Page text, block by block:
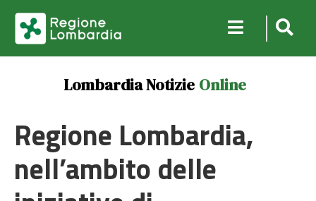
Lombardia Notizie Online
Regione Lombardia,
nell’ambito delle